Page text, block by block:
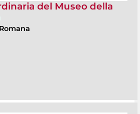
del Museo della